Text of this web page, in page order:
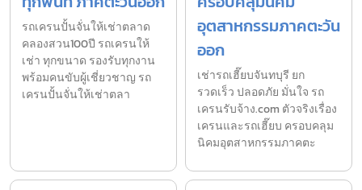
รถเครนปั้นจั่นให้เช่าตลาด
คลองสวน100ปี รถเครนให้
เช่า ทุกขนาด รองรับทุกงาน
พร้อมคนขับผู้เชี่ยวชาญ รถ
เครนปั้นจั่นให้เช่าตลา
อุตสาหกรรมภาคตะวัน
ออก
เช่ารถเฮี๊ยบจันทบุรี ยก
รวดเร็ว ปลอดภัย มั่นใจ รถ
เครนรับจ้าง.com ตัวจริงเรื่อง
เครนและรถเฮี๊ยบ ครอบคลุม
นิคมอุตสาหกรรมภาคตะ